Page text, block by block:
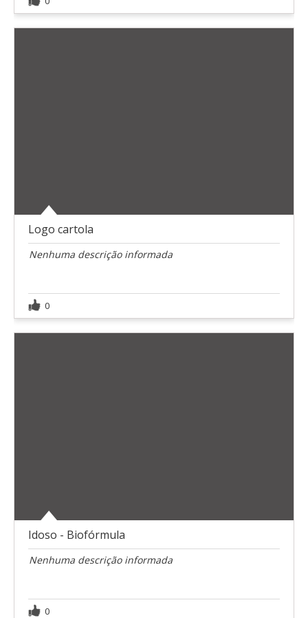
Logo cartola
Nenhuma descrição informada
0
Idoso - Biofórmula
Nenhuma descrição informada
0